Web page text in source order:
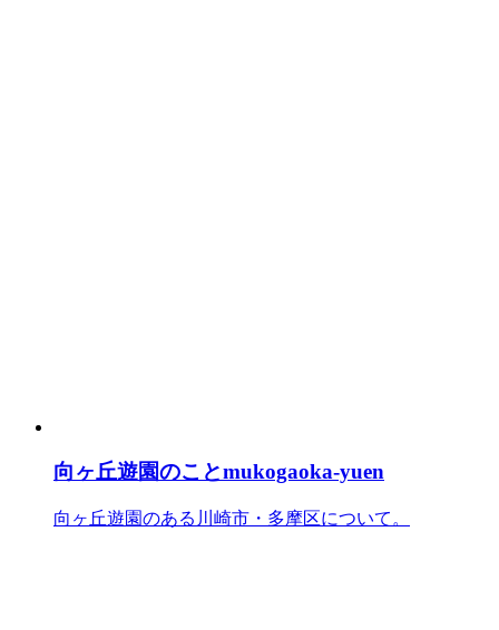
向ヶ丘遊園のことmukogaoka-yuen
向ヶ丘遊園のある川崎市・多摩区について。